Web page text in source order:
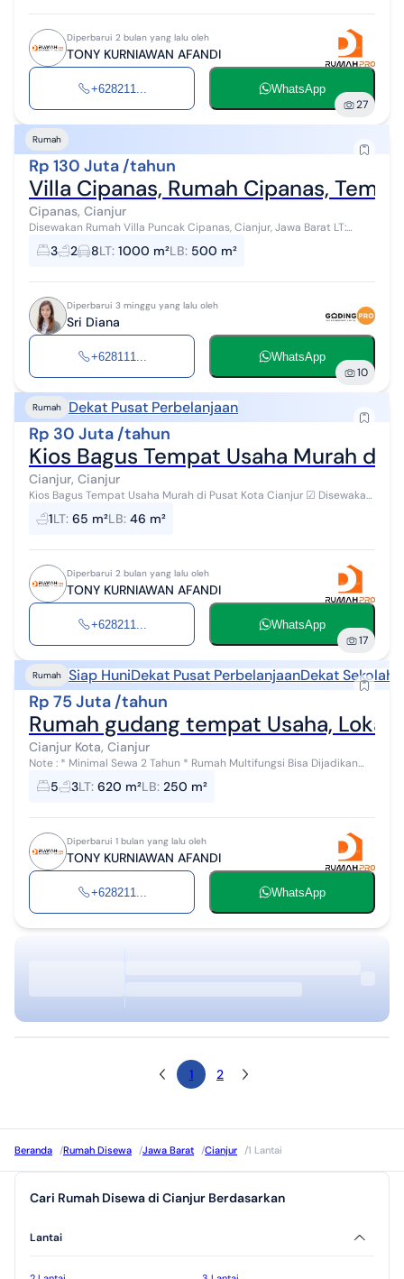
Diperbarui 2 bulan yang lalu oleh
TONY KURNIAWAN AFANDI
+628211... WhatsApp
27
Rumah
Rp 130 Juta /tahun
Villa Cipanas, Rumah Cipanas,
Cipanas, Cianjur
Disewakan Rumah Villa Puncak Cipanas, Cianjur, Jawa Barat LT:
1.000m2 LB: 500 m2 KT: 3 KM: 3 Listrik: 4.400 watt di pinggir jalan
raya Cocok untu...
3 2 8LT: 1000 m²LB: 500 m²
Diperbarui 3 minggu yang lalu oleh
Sri Diana
+628111... WhatsApp
10
Rumah Dekat Pusat Perbelanjaan
Rp 30 Juta /tahun
Kios Bagus Tempat Usaha Murah di
Cianjur, Cianjur
Kios Bagus Tempat Usaha Murah di Pusat Kota Cianjur ☑ Disewakan
15 Juta / 6 Bulan ☑ ☑ 30 Juta / Tahun ☑ · Lokasi sangat strategis ·
Tem...
1LT: 65 m²LB: 46 m²
Diperbarui 2 bulan yang lalu oleh
TONY KURNIAWAN AFANDI
+628211... WhatsApp
17
Rumah Siap HuniDekat Pusat PerbelanjaanDekat Sekolah
Rp 75 Juta /tahun
Rumah gudang tempat Usaha,
Cianjur Kota, Cianjur
Note : * Minimal Sewa 2 Tahun * Rumah Multifungsi Bisa Dijadikan
(Hunian, Mess Karyawan, Gudang, Tempat Usaha, Parkiran) Fasilitas :
Ruang Tamu -...
5 3LT: 620 m²LB: 250 m²
Diperbarui 1 bulan yang lalu oleh
TONY KURNIAWAN AFANDI
+628211... WhatsApp
1 2
Beranda /Rumah Disewa /Jawa Barat /Cianjur /1 Lantai
Cari Rumah Disewa di Cianjur Berdasarkan
Lantai